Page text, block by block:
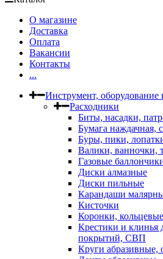
О магазине
Доставка
Оплата
Вакансии
Контакты
...
Инструмент, оборудование
Расходники
Биты, насадки,
Бумага наждачная,
Буры, пики,
Валики, ванночки,
Газовые
Диски алмазные
Диски пильные
Карандаши
Кисточки
Коронки,
Крестики и клинья
покрытий, СВП
Круги абразивные,